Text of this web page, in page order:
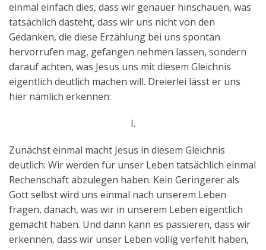
einmal einfach dies, dass wir genauer hinschauen, was
tatsächlich dasteht, dass wir uns nicht von den
Gedanken, die diese Erzählung bei uns spontan
hervorrufen mag, gefangen nehmen lassen, sondern
darauf achten, was Jesus uns mit diesem Gleichnis
eigentlich deutlich machen will. Dreierlei lässt er uns
hier nämlich erkennen:
I.
Zunächst einmal macht Jesus in diesem Gleichnis
deutlich: Wir werden für unser Leben tatsächlich einmal
Rechenschaft abzulegen haben. Kein Geringerer als
Gott selbst wird uns einmal nach unserem Leben
fragen, danach, was wir in unserem Leben eigentlich
gemacht haben. Und dann kann es passieren, dass wir
erkennen, dass wir unser Leben völlig verfehlt haben,